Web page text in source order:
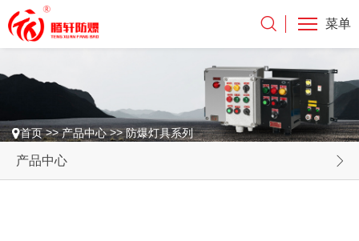
菜单
首页>>产品中心>>防爆灯具系列
产品中心